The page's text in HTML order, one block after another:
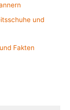
und
Fakten